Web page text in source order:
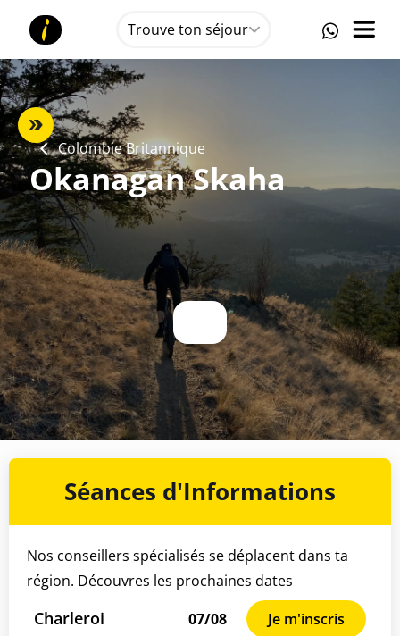
Trouve ton séjour
Colombie Britannique
Okanagan Skaha
Séances d'Informations
Nos conseillers spécialisés se déplacent dans ta
région. Découvres les prochaines dates
Charleroi 07/08 Je m'inscris